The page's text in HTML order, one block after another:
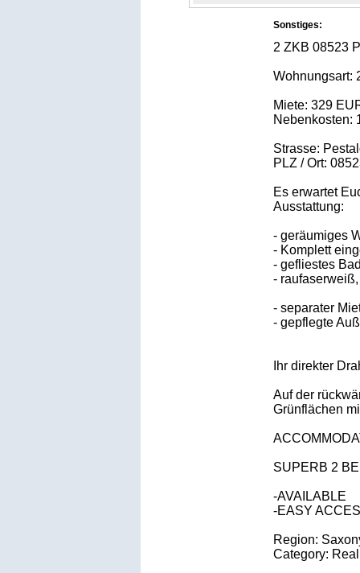
Sonstiges:
2 ZKB 08523
Wohnungsart:
Miete: 329
Nebenkosten:
Strasse:
PLZ / Ort:
Es erwartet
Ausstattung:
- geräumiges
- Komplett
- gefliestes
-
- separater
- gepflegte
Ihr direkter
Auf der
Grünflächen
SUPERB 2
-AVAILABLE
-EASY
Region:
Category: